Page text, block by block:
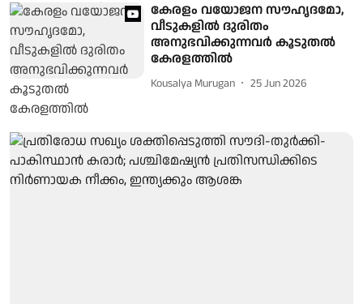
കേരളം വയോജന സൗഹൃദമോ,
വീടുകളില്‍ ദുരിതം
അനുഭവിക്കുന്നവര്‍ കൂടുതല്‍
കേരളത്തില്‍
Kousalya Murugan 25 Jun 2026